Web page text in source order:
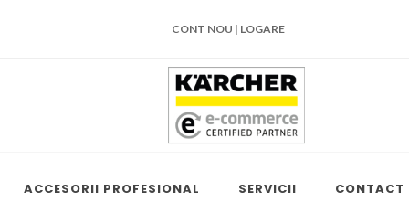
CONT NOU | LOGARE
ACCESORII PROFESIONAL SERVICII CONTACT